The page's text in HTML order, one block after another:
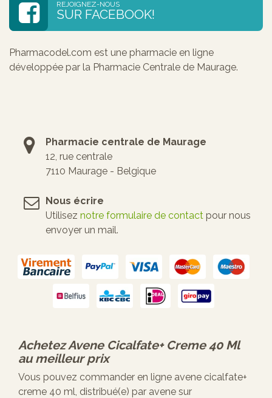
REJOIGNEZ-NOUS
SUR FACEBOOK!
Pharmacodel.com est une pharmacie en ligne
développée par la Pharmacie Centrale de Maurage.
Pharmacie centrale de Maurage
12, rue centrale
7110 Maurage - Belgique
Nous écrire
Utilisez notre formulaire de contact pour nous
envoyer un mail.
AchetezAvene Cicalfate+ Creme 40 Ml
au meilleur prix
Vous pouvez commander en ligne avene cicalfate+
creme 40 ml, distribué(e) par avene sur